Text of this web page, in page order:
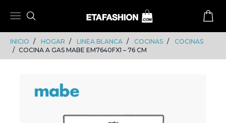
INICIO HOGAR LINEA BLANCA COCINAS
COCINAS
COCINA A GAS MABE EM7640FX1 – 76 CM